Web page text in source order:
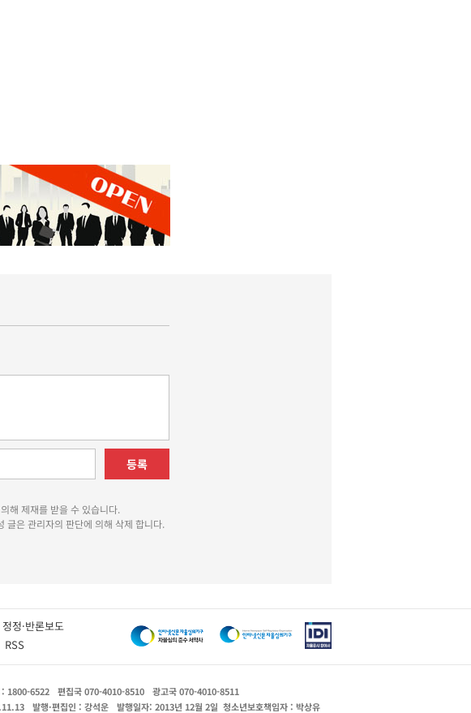
등록
해 제재를 받을 수 있습니다.
글은 관리자의 판단에 의해 삭제 합니다.
정정·반론보도
RSS
: 1800-6522 편집국 070-4010-8510
광고국 070-4010-8511
발행·편집인 : 강석운 발행일자: 2013년 12월 2일 청소년보호책임자 : 박상유